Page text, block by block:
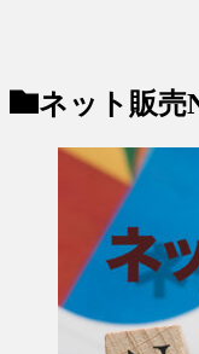
ネット販売